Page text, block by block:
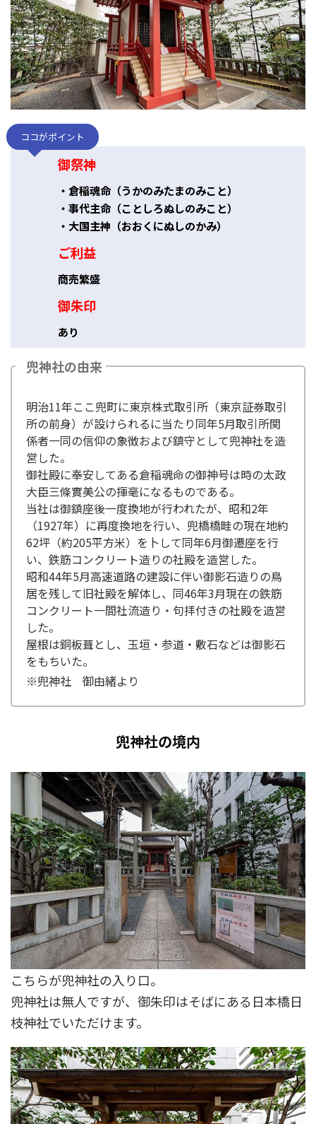
ココがポイント
御祭神
・倉稲魂命（うかのみたまのみこと）
・事代主命（ことしろぬしのみこと）
・大国主神（おおくにぬしのかみ）
ご利益
商売繁盛
御朱印
あり
兜神社の由来
明治11年ここ兜町に東京株式取引所（東京証券取引
所の前身）が設けられるに当たり同年5月取引所関
係者一同の信仰の象徴および鎮守として兜神社を造
営した。
御社殿に奉安してある倉稲魂命の御神号は時の太政
大臣三條實美公の揮毫になるものである。
当社は御鎮座後一度換地が行われたが、昭和2年
（1927年）に再度換地を行い、兜橋橋畦の現在地約
62坪（約205平方米）を卜して同年6月御遷座を行
い、鉄筋コンクリート造りの社殿を造営した。
昭和44年5月高速道路の建設に伴い御影石造りの鳥
居を残して旧社殿を解体し、同46年3月現在の鉄筋
コンクリート一間社流造り・句拝付きの社殿を造営
した。
屋根は銅板葺とし、玉垣・参道・敷石などは御影石
をもちいた。
※兜神社 御由緒より
兜神社の境内
こちらが兜神社の入り口。
兜神社は無人ですが、御朱印はそばにある日本橋日
枝神社でいただけます。